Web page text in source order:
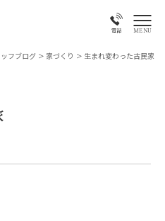
電話 MENU
フブログ > 家づくり > 生まれ変わった古民家